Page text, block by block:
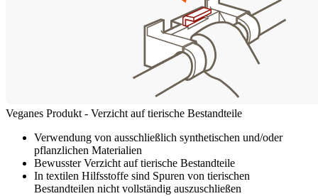
Veganes Produkt - Verzicht auf tierische Bestandteile
Verwendung von ausschließlich synthetischen und/oder
pflanzlichen Materialien
Bewusster Verzicht auf tierische Bestandteile
In textilen Hilfsstoffe sind Spuren von tierischen
Bestandteilen nicht vollständig auszuschließen